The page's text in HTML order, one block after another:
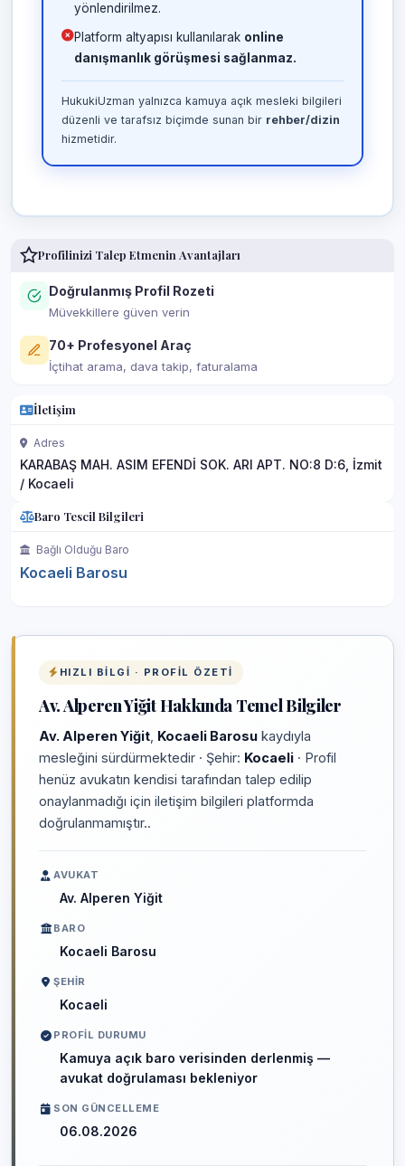
yönlendirilmez.
Platform altyapısı kullanılarak online
danışmanlık görüşmesi sağlanmaz.
HukukiUzman yalnızca kamuya açık mesleki bilgileri
düzenli ve tarafsız biçimde sunan bir rehber/dizin
hizmetidir.
Profilinizi Talep Etmenin Avantajları
Doğrulanmış Profil Rozeti
Müvekkillere güven verin
70+ Profesyonel Araç
İçtihat arama, dava takip, faturalama
İletişim
Adres
KARABAŞ MAH. ASIM EFENDİ SOK. ARI APT. NO:8 D:6, İzmit
/ Kocaeli
Baro Tescil Bilgileri
Bağlı Olduğu Baro
Kocaeli Barosu
HIZLI BILGI · PROFIL ÖZETI
Av. Alperen Yiğit Hakkında Temel Bilgiler
Av. Alperen Yiğit Kocaeli Barosu kaydıyla
mesleğini sürdürmektedir · Şehir: Kocaeli · Profil
henüz avukatın kendisi tarafından talep edilip
onaylanmadığı için iletişim bilgileri platformda
doğrulanmamıştır..
AVUKAT
Av. Alperen Yiğit
BARO
Kocaeli Barosu
ŞEHIR
Kocaeli
PROFIL DURUMU
Kamuya açık baro verisinden derlenmiş —
avukat doğrulaması bekleniyor
SON GÜNCELLEME
06.08.2026